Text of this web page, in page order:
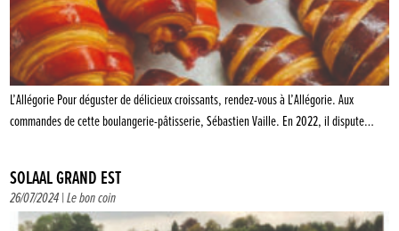
L’Allégorie Pour déguster de délicieux croissants, rendez-vous à L’Allégorie. Aux
commandes de cette boulangerie-pâtisserie, Sébastien Vaille. En 2022, il dispute…
SOLAAL GRAND EST
26/07/2024 |Le bon coin